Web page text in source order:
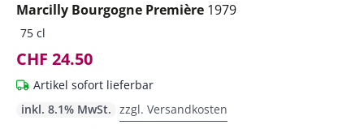
Marcilly Bourgogne Première 1979
75 cl
CHF 24.50
Artikel sofort lieferbar
inkl. 8.1% MwSt. zzgl. Versandkosten